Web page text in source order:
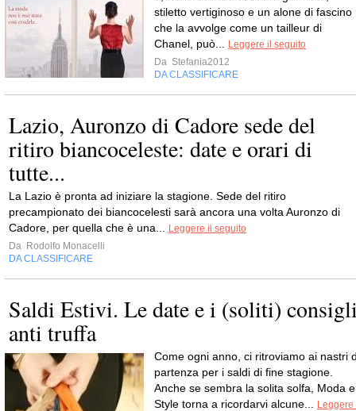
stiletto vertiginoso e un alone di fascino
che la avvolge come un tailleur di
Chanel, può...
Leggere il seguito
Da Stefania2012
DA CLASSIFICARE
Lazio, Auronzo di Cadore sede del
ritiro biancoceleste: date e orari di
tutte...
La Lazio è pronta ad iniziare la stagione. Sede del ritiro
precampionato dei biancocelesti sarà ancora una volta Auronzo di
Cadore, per quella che è una...
Leggere il seguito
Da Rodolfo Monacelli
DA CLASSIFICARE
Saldi Estivi. Le date e i (soliti)
anti truffa
Come ogni anno, ci ritroviamo ai nastri
partenza per i saldi di fine stagione.
Anche se sembra la solita solfa, Moda e
Style torna a ricordarvi alcune...
Leggere